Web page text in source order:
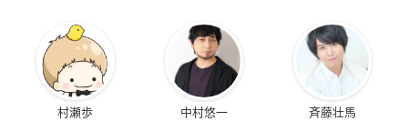
村瀬歩 中村悠一 斉藤壮馬